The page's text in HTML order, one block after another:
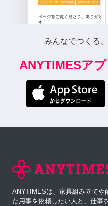
みんなでつくる
ANYTIMESア
ANYTIMESは、家具組み立てや
た用事を依頼したい人と、仕事